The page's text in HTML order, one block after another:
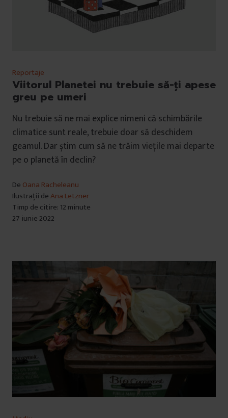
Reportaje
Viitorul Planetei nu trebuie să-ți apese
greu pe umeri
Nu trebuie să ne mai explice nimeni că schimbările
climatice sunt reale, trebuie doar să deschidem
geamul. Dar știm cum să ne trăim viețile mai departe
pe o planetă în declin?
De Oana Racheleanu
Ilustrații deAna Letzner
Timp de citire: 12 minute
27 iunie 2022